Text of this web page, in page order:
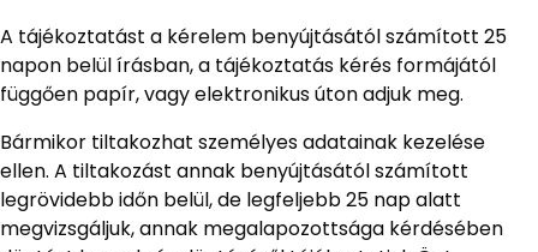
A tájékoztatást a kérelem benyújtásától számított 25
napon belül írásban, a tájékoztatás kérés formájától
függően papír, vagy elektronikus úton adjuk meg.
Bármikor tiltakozhat személyes adatainak kezelése
ellen. A tiltakozást annak benyújtásától számított
legrövidebb időn belül, de legfeljebb 25 nap alatt
megvizsgáljuk, annak megalapozottsága kérdésében